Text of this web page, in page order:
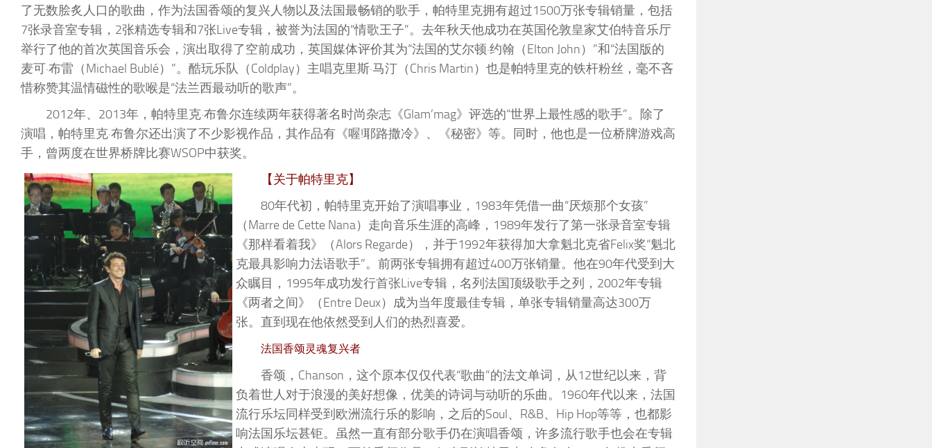
了无数脍炙人口的歌曲，作为法国香颂的复兴人物以及法国最畅销的歌手，帕特里克拥有超过1500万张专辑销量，包括
7张录音室专辑，2张精选专辑和7张Live专辑，被誉为法国的“情歌王子”。去年秋天他成功在英国伦敦皇家艾伯特音乐厅
举行了他的首次英国音乐会，演出取得了空前成功，英国媒体评价其为“法国的艾尔顿·约翰（Elton John）”和“法国版的
麦可·布雷（Michael Bublé）”。酷玩乐队（Coldplay）主唱克里斯·马汀（Chris Martin）也是帕特里克的铁杆粉丝，毫不吝
惜称赞其温情磁性的歌喉是“法兰西最动听的歌声”。
2012年、2013年，帕特里克·布鲁尔连续两年获得著名时尚杂志《Glam’mag》评选的“世界上最性感的歌手”。除了
演唱，帕特里克·布鲁尔还出演了不少影视作品，其作品有《喔!耶路撒冷》、《秘密》等。同时，他也是一位桥牌游戏高
手，曾两度在世界桥牌比赛WSOP中获奖。
【关于帕特里克】
80年代初，帕特里克开始了演唱事业，1983年凭借一曲“厌烦那个女孩”
（Marre de Cette Nana）走向音乐生涯的高峰，1989年发行了第一张录音室专辑
《那样看着我》（Alors Regarde），并于1992年获得加大拿魁北克省Felix奖“魁北
克最具影响力法语歌手”。前两张专辑拥有超过400万张销量。他在90年代受到大
众瞩目，1995年成功发行首张Live专辑，名列法国顶级歌手之列，2002年专辑
《两者之间》（Entre Deux）成为当年度最佳专辑，单张专辑销量高达300万
张。直到现在他依然受到人们的热烈喜爱。
法国香颂灵魂复兴者
香颂，Chanson，这个原本仅仅代表“歌曲”的法文单词，从12世纪以来，背
负着世人对于浪漫的美好想像，优美的诗词与动听的乐曲。1960年代以来，法国
流行乐坛同样受到欧洲流行乐的影响，之后的Soul、R&B、Hip Hop等等，也都影
响法国乐坛甚钜。虽然一直有部分歌手仍在演唱香颂，许多流行歌手也会在专辑